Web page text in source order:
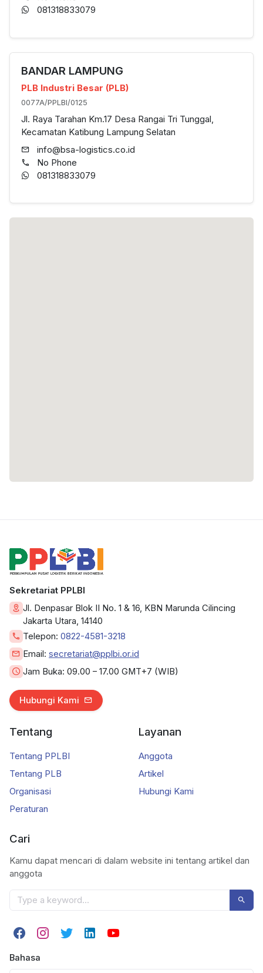
081318833079
BANDAR LAMPUNG
PLB Industri Besar (PLB)
0077A/PPLBI/0125
Jl. Raya Tarahan Km.17 Desa Rangai Tri Tunggal,
Kecamatan Katibung Lampung Selatan
info@bsa-logistics.co.id
No Phone
081318833079
Sekretariat PPLBI
Jl. Denpasar Blok II No. 1 & 16, KBN Marunda Cilincing
Jakarta Utara, 14140
Telepon: 0822-4581-3218
Email: secretariat@pplbi.or.id
Jam Buka: 09.00 – 17.00 GMT+7 (WIB)
Hubungi Kami
Tentang
Tentang PPLBI
Tentang PLB
Organisasi
Peraturan
Layanan
Anggota
Artikel
Hubungi Kami
Cari
Kamu dapat mencari di dalam website ini tentang artikel dan
anggota
Bahasa